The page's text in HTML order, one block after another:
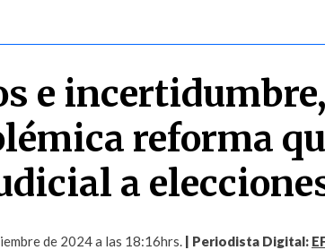
e
reforma
a
de 2024 a las 18:16hrs. | Periodista Digital: